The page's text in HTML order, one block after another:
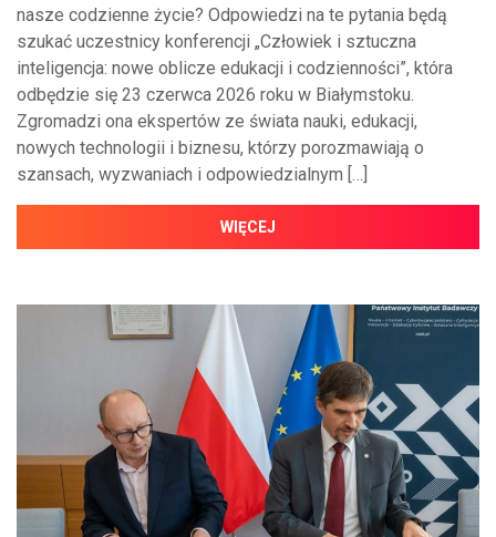
nasze codzienne życie? Odpowiedzi na te pytania będą
szukać uczestnicy konferencji „Człowiek i sztuczna
inteligencja: nowe oblicze edukacji i codzienności”, która
odbędzie się 23 czerwca 2026 roku w Białymstoku.
Zgromadzi ona ekspertów ze świata nauki, edukacji,
nowych technologii i biznesu, którzy porozmawiają o
szansach, wyzwaniach i odpowiedzialnym […]
WIĘCEJ